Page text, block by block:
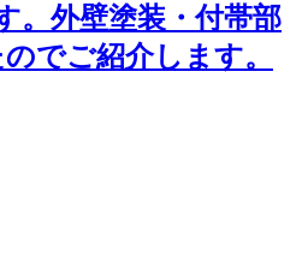
。外壁塗装・付帯部
でご紹介します。